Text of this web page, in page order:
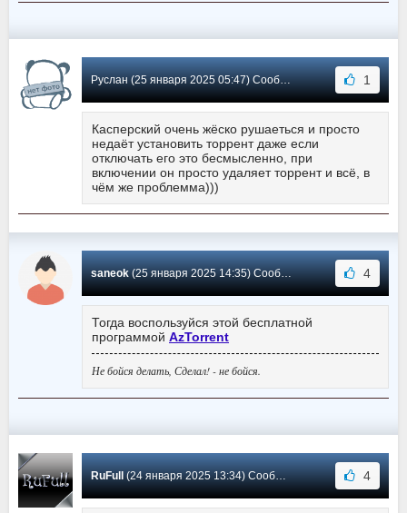
Руслан (25 января 2025 05:47) Сообщение #6165 1
Касперский очень жёско рушаеться и просто
недаёт установить торрент даже если
отключать его это бесмысленно, при
включении он просто удаляет торрент и всё, в
чём же проблемма)))
saneok(25 января 2025 14:35) Сообщение #6164 4
Тогда воспользуйся этой бесплатной
программой AzTorrent
Не бойся делать, Сделал! - не бойся.
RuFull (24 января 2025 13:34) Сообщение #6163 4